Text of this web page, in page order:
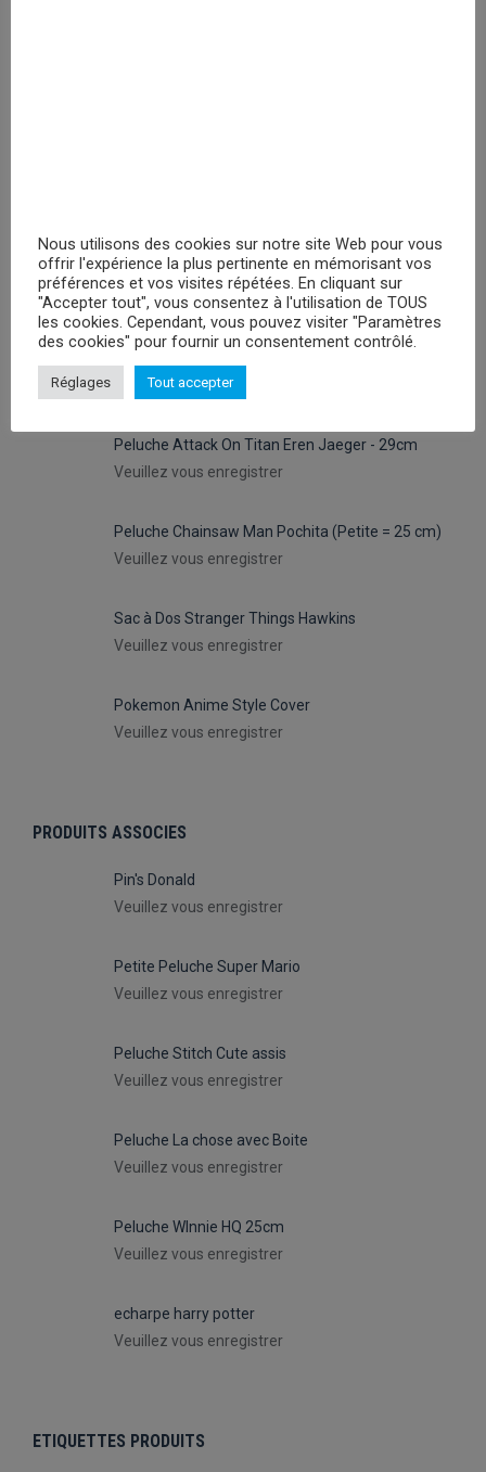
Peluches Hello Kitty Keroppy- 30cm
Veuillez vous enregistrer
Veuillez vous enregistrer
Peluche Attack On Titan Eren Jaeger - 29cm
Veuillez vous enregistrer
Peluche Chainsaw Man Pochita (Petite = 25 cm)
Veuillez vous enregistrer
Sac à Dos Stranger Things Hawkins
Veuillez vous enregistrer
Pokemon Anime Style Cover
Veuillez vous enregistrer
PRODUITS ASSOCIES
Pin's Donald
Veuillez vous enregistrer
Petite Peluche Super Mario
Veuillez vous enregistrer
Peluche Stitch Cute assis
Veuillez vous enregistrer
Peluche La chose avec Boite
Veuillez vous enregistrer
Peluche WInnie HQ 25cm
Veuillez vous enregistrer
echarpe harry potter
Veuillez vous enregistrer
ETIQUETTES PRODUITS
Nous utilisons des cookies sur notre site Web pour vous
offrir l'expérience la plus pertinente en mémorisant vos
préférences et vos visites répétées. En cliquant sur
"Accepter tout", vous consentez à l'utilisation de TOUS
les cookies. Cependant, vous pouvez visiter "Paramètres
des cookies" pour fournir un consentement contrôlé.
Réglages Tout accepter